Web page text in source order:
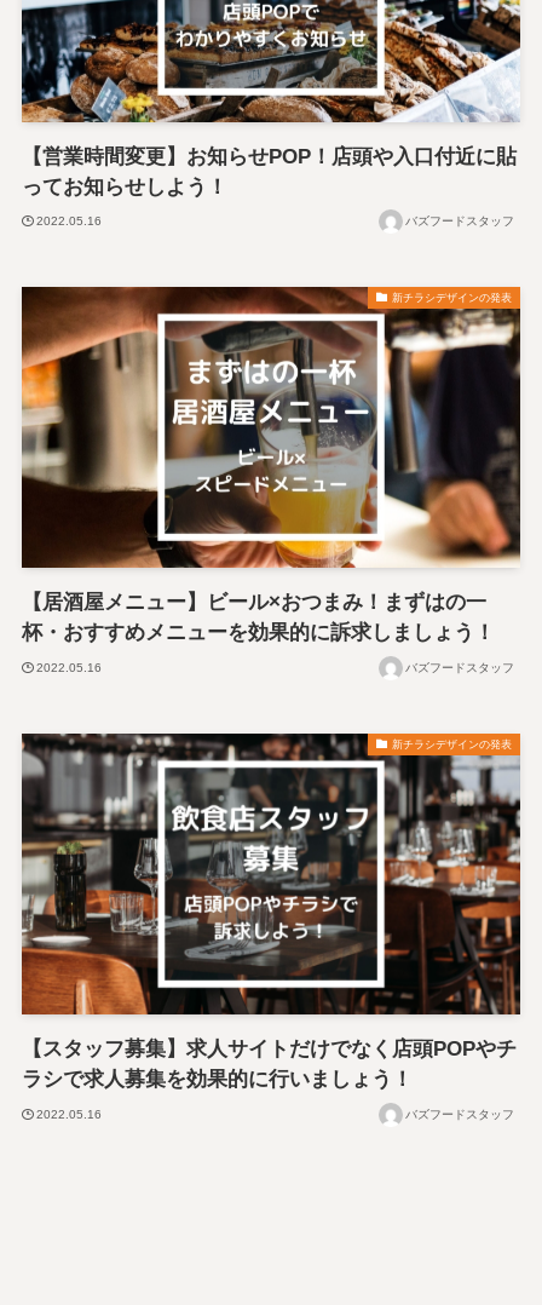
【営業時間変更】お知らせPOP！店頭や入口付近に貼
ってお知らせしよう！
2022.05.16 バズフードスタッフ
新チラシデザインの発表
【居酒屋メニュー】ビール×おつまみ！まずはの一
杯・おすすめメニューを効果的に訴求しましょう！
2022.05.16 バズフードスタッフ
新チラシデザインの発表
【スタッフ募集】求人サイトだけでなく店頭POPやチ
ラシで求人募集を効果的に行いましょう！
2022.05.16 バズフードスタッフ